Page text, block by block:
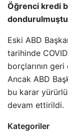
Öğrenci kredi
dondurulmuştu
Eski ABD
tarihinde
borçlarının
Ancak ABD
bu karar
devam ettirildi.
Kategoriler